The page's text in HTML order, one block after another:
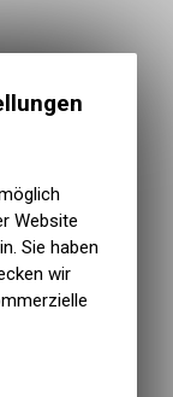
12-Gang)
Website
Sie haben
wir